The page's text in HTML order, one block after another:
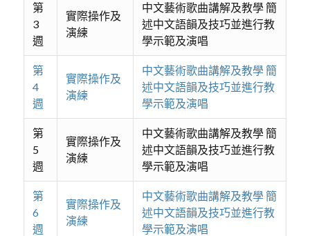
第
3
週
實際操作及
演練
中文藝術歌曲講解及教學 簡
述中文語韻及技巧並進行教
學示範及演唱
第
4
週
實際操作及
演練
中文藝術歌曲講解及教學 簡
述中文語韻及技巧並進行教
學示範及演唱
第
5
週
實際操作及
演練
中文藝術歌曲講解及教學 簡
述中文語韻及技巧並進行教
學示範及演唱
第
6
週
實際操作及
演練
中文藝術歌曲講解及教學 簡
述中文語韻及技巧並進行教
學示範及演唱